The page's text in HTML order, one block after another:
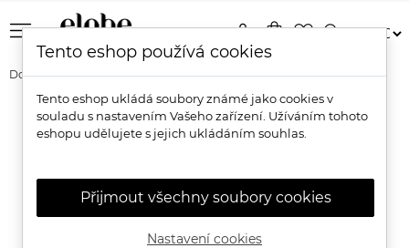
menu shopping_bagfavorite_bordersearch
person
Domů Pro muže Pro mužský obličej
Pánská přírodní péče o obličej
HOLENÍ A PÉČE O VOUSY
Tento eshop používá cookies
Tento eshop ukládá soubory známé jako cookies v
souladu s nastavením Vašeho zařízení. Užíváním tohoto
eshopu udělujete s jejich ukládáním souhlas.
Přijmout všechny soubory cookies
Nastavení cookies